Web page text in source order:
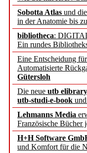
Sobotta Atlas und
in der Anatomie bis
bibliotheca:
Ein rundes
Eine Entscheidung
Automatisierte
Gütersloh
Die neue utb elibrary
utb-studi-e-book und
Lehmanns Media
Französische Bücher
H+H Software
und Komfort für die
besser